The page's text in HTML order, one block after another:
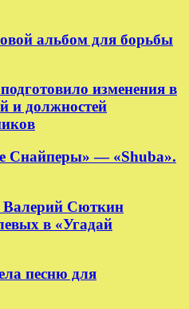
альбом для борьбы
изменения в
и должностей
Снайперы» — «Shuba».
Валерий Сюткин
в «Угадай
песню для